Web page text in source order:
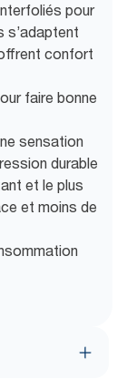
pour
s’adaptent
confort
faire bonne
sensation
durable
et le plus
et moins de